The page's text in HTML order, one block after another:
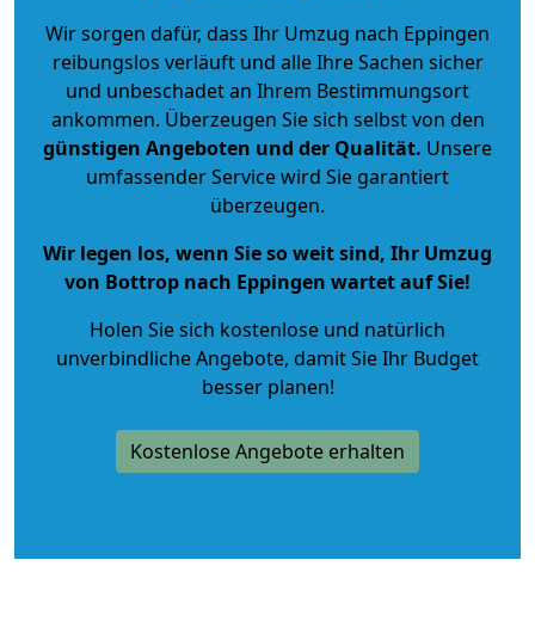
Wir sorgen dafür, dass Ihr Umzug nach Eppingen
reibungslos verläuft und alle Ihre Sachen sicher
und unbeschadet an Ihrem Bestimmungsort
ankommen. Überzeugen Sie sich selbst von den
günstigen Angeboten und der Qualität. Unsere
umfassender Service wird Sie garantiert
überzeugen.
Wir legen los, wenn Sie so weit sind, Ihr Umzug
von Bottrop nach Eppingen wartet auf Sie!
Holen Sie sich kostenlose und natürlich
unverbindliche Angebote, damit Sie Ihr Budget
besser planen!
Kostenlose Angebote erhalten